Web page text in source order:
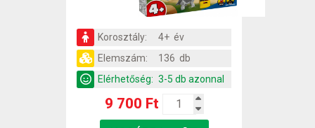
Korosztály:
4+ év
Elemszám:
136 db
Elérhetőség: 3-5 db azonnal
9 700 Ft